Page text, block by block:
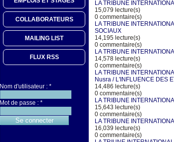
COLLABORATEURS
MAILING LIST
FLUX RSS
Nom d'utilisateur : *
Mot de passe : *
LA TRIBUNE
15,079 lecture(s)
0 commentaire(s)
LA TRIBUNE
SOCIAUX
14,195 lecture(s)
0 commentaire(s)
LA TRIBUNE
14,578 lecture(s)
0 commentaire(s)
LA TRIBUNE
Nusra / L'INFLUENCE DES
14,486 lecture(s)
0 commentaire(s)
LA TRIBUNE
15,643 lecture(s)
0 commentaire(s)
LA TRIBUNE
16,039 lecture(s)
0 commentaire(s)